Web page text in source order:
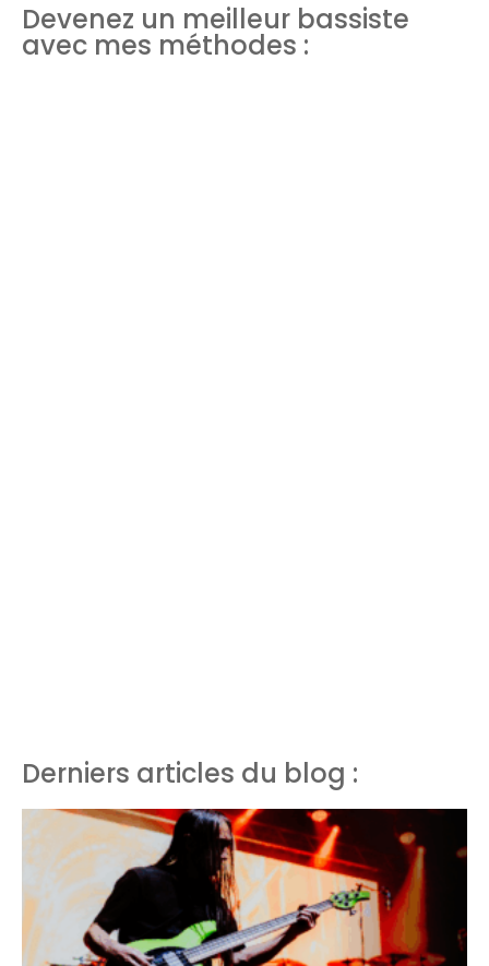
Devenez un meilleur bassiste
avec mes méthodes :
Derniers articles du blog :